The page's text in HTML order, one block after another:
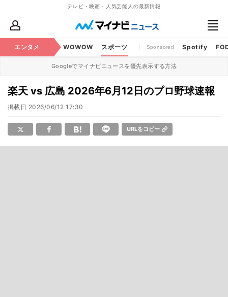
テレビ・映画・人気芸能人の最新情報
エンタメ
・CS番組 WOWOW スポーツ Sponsored Spotify
Googleでマイナビニュースを優先表示する方法
楽天 vs 広島 2026年6月12日のプロ野球速報
掲載日 2026/06/12 17:30
URLをコピー